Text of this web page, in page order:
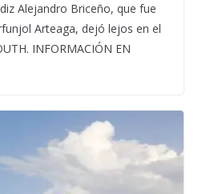
Alejandro Briceño, que fue
Arteaga, dejó lejos en el
INFORMACIÓN EN